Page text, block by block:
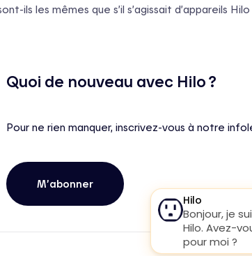
ils les mêmes que s’il s’agissait d’appareils Hilo
Quoi de nouveau avec Hilo ?
Pour ne rien manquer, inscrivez-vous à notre
M’abonner